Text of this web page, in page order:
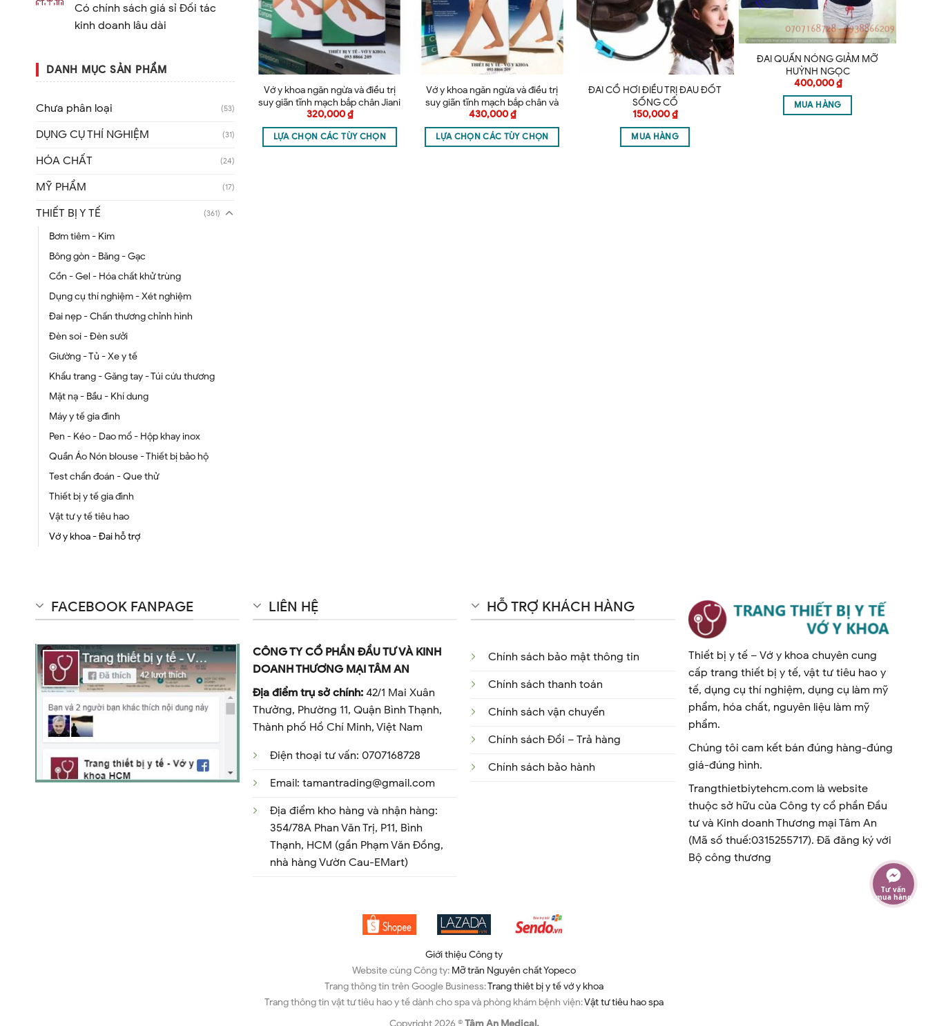
Có chính sách giá sỉ Đối tác
kinh doanh lâu dài
DANH MỤC SẢN PHẨM
Chưa phân loại (53)
DỤNG CỤ THÍ NGHIỆM (31)
HÓA CHẤT (24)
MỸ PHẨM (17)
THIẾT BỊ Y TẾ (361)
Bơm tiêm - Kim
Bông gòn - Băng - Gạc
Cồn - Gel - Hóa chất khử trùng
Dụng cụ thí nghiệm - Xét nghiệm
Đai nẹp - Chấn thương chỉnh hình
Đèn soi - Đèn sưởi
Giường - Tủ - Xe y tế
Khẩu trang - Găng tay - Túi cứu thương
Mặt nạ - Bầu - Khí dung
Máy y tế gia đình
Pen - Kéo - Dao mổ - Hộp khay inox
Quần Áo Nón blouse - Thiết bị bảo hộ
Test chẩn đoán - Que thử
Thiết bị y tế gia đình
Vật tư y tế tiêu hao
Vớ y khoa - Đai hỗ trợ
Vớ y khoa ngăn ngừa và điều trị
suy giãn tĩnh mạch bắp chân Jiani
Ý – Vớ ngắn
320,000₫
LỰA CHỌN CÁC TÙY CHỌN
Vớ y khoa ngăn ngừa và điều trị
suy giãn tĩnh mạch bắp chân và
đùi Jiani Italy
430,000₫
LỰA CHỌN CÁC TÙY CHỌN
ĐAI CỔ HƠI ĐIỀU TRỊ ĐAU ĐỐT
SỐNG CỔ
150,000₫
MUA HÀNG
ĐAI QUẤN NÓNG GIẢM MỠ
HUỲNH NGỌC
400,000₫
MUA HÀNG
FACEBOOK FANPAGE LIÊN HỆ
CÔNG TY CỔ PHẦN ĐẦU TƯ VÀ KINH
DOANH THƯƠNG MẠI TÂM AN
Địa điểm trụ sở chính: 42/1 Mai Xuân
Thưởng, Phường 11, Quận Bình Thạnh,
Thành phố Hồ Chí Minh, Việt Nam
Điện thoại tư vấn: 0707168728
Email: tamantrading@gmail.com
Địa điểm kho hàng và nhận hàng:
354/78A Phan Văn Trị, P11, Bình
Thạnh, HCM (gần Phạm Văn Đồng,
nhà hàng Vườn Cau-EMart)
HỖ TRỢ KHÁCH HÀNG
Chính sách bảo mật thông tin
Chính sách thanh toán
Chính sách vận chuyển
Chính sách Đổi – Trả hàng
Chính sách bảo hành
Thiết bị y tế – Vớ y khoa chuyên cung
cấp trang thiết bị y tế, vật tư tiêu hao y
tế, dụng cụ thí nghiệm, dụng cụ làm mỹ
phẩm, hóa chất, nguyên liệu làm mỹ
phẩm.
Chúng tôi cam kết bán đúng hàng-đúng
giá-đúng hình.
Trangthietbiytehcm.com là website
thuộc sở hữu của Công ty cổ phần Đầu
tư và Kinh doanh Thương mại Tâm An
(Mã số thuế:0315255717). Đã đăng ký với
Bộ công thương
Giới thiệu Công ty
Website cùng Công ty: Mỡ trăn Nguyên chất Yopeco
Trang thông tin trên Google Business:Trang thiêt bị y tế vớ y khoa
Trang thông tin vật tư tiêu hao y tế dành cho spa và phòng khám bệnh viện:Vật tư tiêu hao spa
Copyright 2026 ©Tâm An Medical.
Tư vấn
mua hàng